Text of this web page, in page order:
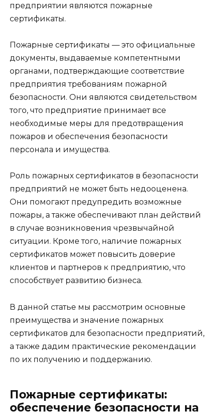
предприятии являются пожарные
сертификаты.
Пожарные сертификаты — это официальные
документы, выдаваемые компетентными
органами, подтверждающие соответствие
предприятия требованиям пожарной
безопасности. Они являются свидетельством
того, что предприятие принимает все
необходимые меры для предотвращения
пожаров и обеспечения безопасности
персонала и имущества.
Роль пожарных сертификатов в безопасности
предприятий не может быть недооценена.
Они помогают предупредить возможные
пожары, а также обеспечивают план действий
в случае возникновения чрезвычайной
ситуации. Кроме того, наличие пожарных
сертификатов может повысить доверие
клиентов и партнеров к предприятию, что
способствует развитию бизнеса.
В данной статье мы рассмотрим основные
преимущества и значение пожарных
сертификатов для безопасности предприятий,
а также дадим практические рекомендации
по их получению и поддержанию.
Пожарные сертификаты:
обеспечение безопасности на